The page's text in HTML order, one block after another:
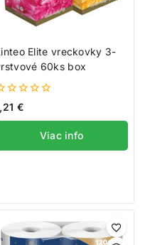
Elite vreckovky 3-
60ks box
€
Viac info